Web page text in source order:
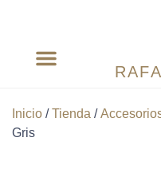
Inicio /Tienda /
Gris